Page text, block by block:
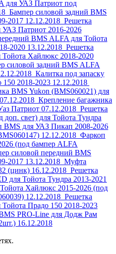
для УАЗ Патриот под
Бампер силовой задний BMS
2017 12.12.2018 Решетка
УАЗ Патриот 2016-2026
BMS ALFA для Тойота
2020 13.12.2018 Решетка
Тойота Хайлюкс 2018-2020
силовой задний BMS ALFA
Калитка под запаску
2018-2023 12.12.2018
BMS Yukon (BMS060021) для
07.12.2018 Крепление багажника
Патриот 07.12.2018 Решетка
доп. свет) для Тойота Тундра
BMS для УАЗ Пикап 2008-2026
12.12.2018 Фаркоп
(под бампер ALFA
силовой передний BMS
2017 13.12.2018 Муфта
(цинк) 16.12.2018 Решетка
для Тойота Тундра 2013-2021
Хайлюкс 2015-2026 (под
12.12.2018 Решетка
Прадо 150 2018-2023
PRO-Line для Додж Рам
16.12.2018